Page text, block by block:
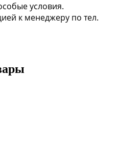
условия.
к менеджеру по тел.